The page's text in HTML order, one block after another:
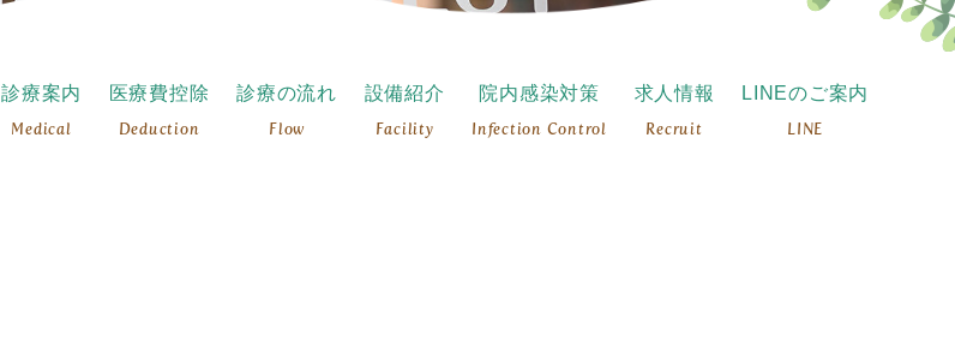
診療案内
Medical
医療費控除
Deduction
診療の流れ
Flow
設備紹介
Facility
院内感染対策
Infection Control
求人情報
Recruit
LINEのご案内
LINE